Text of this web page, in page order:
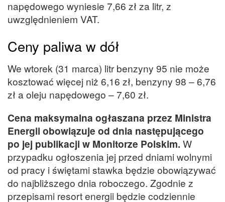
napędowego wyniesie 7,66 zł za litr, z
uwzględnieniem VAT.
Ceny paliwa w dół
We wtorek (31 marca) litr benzyny 95 nie może
kosztować więcej niż 6,16 zł, benzyny 98 – 6,76
zł a oleju napędowego – 7,60 zł.
Cena maksymalna ogłaszana przez Ministra
Energii obowiązuje od dnia następującego
po jej publikacji w Monitorze Polskim. W
przypadku ogłoszenia jej przed dniami wolnymi
od pracy i świętami stawka będzie obowiązywać
do najbliższego dnia roboczego. Zgodnie z
przepisami resort energii będzie codziennie